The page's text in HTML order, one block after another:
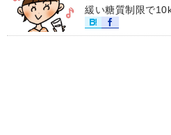
緩い糖質制限で